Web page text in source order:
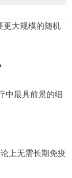
更大规模的随机
中最具前景的细
上无需长期免疫